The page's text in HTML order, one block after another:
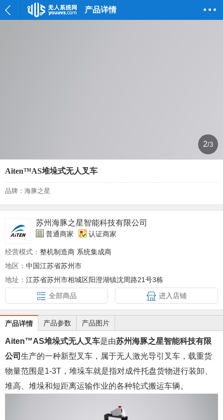
产品详情
2/3
Aiten™️AS堆垛式无人叉车
品牌：海豚之星
苏州海豚之星智能科技有限公司
普通商家 认证商家
经营模式： 整机制造商 系统集成商
地区： 中国江苏省苏州市
地址： 江苏省苏州市相城区阳澄湖镇沈周路21号3栋
全部商品
进入店铺
产品详情 产品参数 产品图片
Aiten™️AS堆垛式无人叉车是由苏州海豚之星智能科技有限
公司 生产的一种新型叉车，属于无人激光导引叉车，载重货
物量范围是1-3T，堆垛车就是指对成件托盘货物进行装卸、
堆高、堆垛和短距离运输作业的各种轮式搬运车辆。